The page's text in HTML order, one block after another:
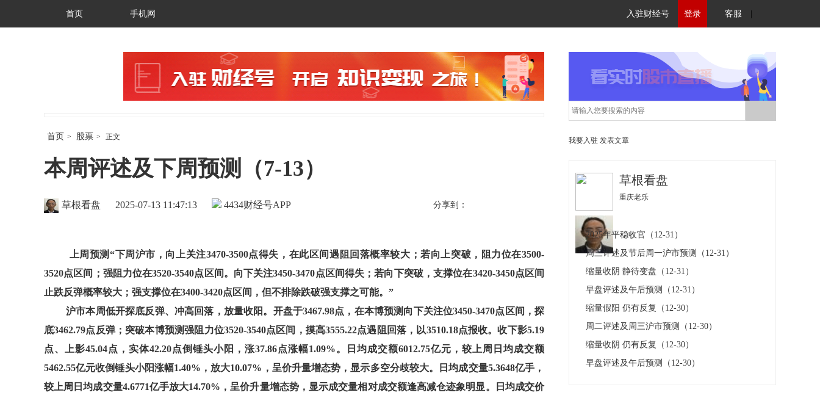
首页 手机网 入驻财经号 登录 客服
首页 > 股票 > 正文
本周评述及下周预测（7-13）
财经号APP
草根看盘 2025-07-13 11:47:13 4434 分享到：
上周预测“下周沪市，向上关注3470-3500点得失，在此区间遇阻回落概率较大；若向上突破，阻力位在3500-
3520点区间；强阻力位在3520-3540点区间。向下关注3450-3470点区间得失；若向下突破，支撑位在3420-3450点区间
止跌反弹概率较大；强支撑位在3400-3420点区间，但不排除跌破强支撑之可能。”
沪市本周低开探底反弹、冲高回落，放量收阳。开盘于3467.98点，在本博预测向下关注位3450-3470点区间，探
底3462.79点反弹；突破本博预测强阻力位3520-3540点区间，摸高3555.22点遇阻回落，以3510.18点报收。收下影5.19
点、上影45.04点，实体42.20点倒锤头小阳，涨37.86点涨幅1.09%。日均成交额6012.75亿元，较上周日均成交额
5462.55亿元收倒锤头小阳涨幅1.40%，放大10.07%，呈价升量增态势，显示多空分歧较大。日均成交量5.3648亿手，
较上周日均成交量4.6771亿手放大14.70%，呈价升量增态势，显示成交量相对成交额逢高减仓迹象明显。日均成交价
我要入驻 发表文章
草根看盘
重庆老乐
2025年平稳收官（12-31）
周三评述及节后周一沪市预测（12-31）
缩量收阴 静待变盘（12-31）
早盘评述及午后预测（12-31）
缩量假阳 仍有反复（12-30）
周二评述及周三沪市预测（12-30）
缩量收阴 仍有反复（12-30）
早盘评述及午后预测（12-30）